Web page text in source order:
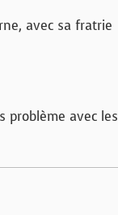
avec sa fratrie
problème avec les